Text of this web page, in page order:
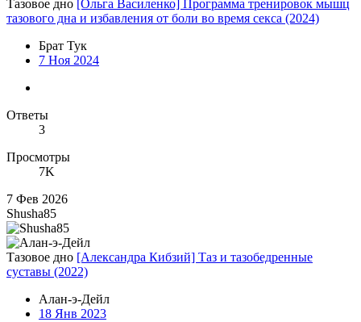
Тазовое дно [Ольга Василенко] Программа тренировок мышц
тазового дна и избавления от боли во время секса (2024)
Брат Тук
7 Ноя 2024
Ответы
3
Просмотры
7K
7 Фев 2026
Shusha85
Тазовое дно [Александра Кибзий] Таз и тазобедренные
суставы (2022)
Алан-э-Дейл
18 Янв 2023